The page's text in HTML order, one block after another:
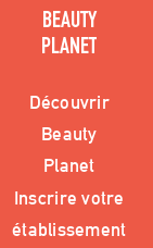
BEAUTY
PLANET
Découvrir
Beauty
Planet
Inscrire votre
établissement